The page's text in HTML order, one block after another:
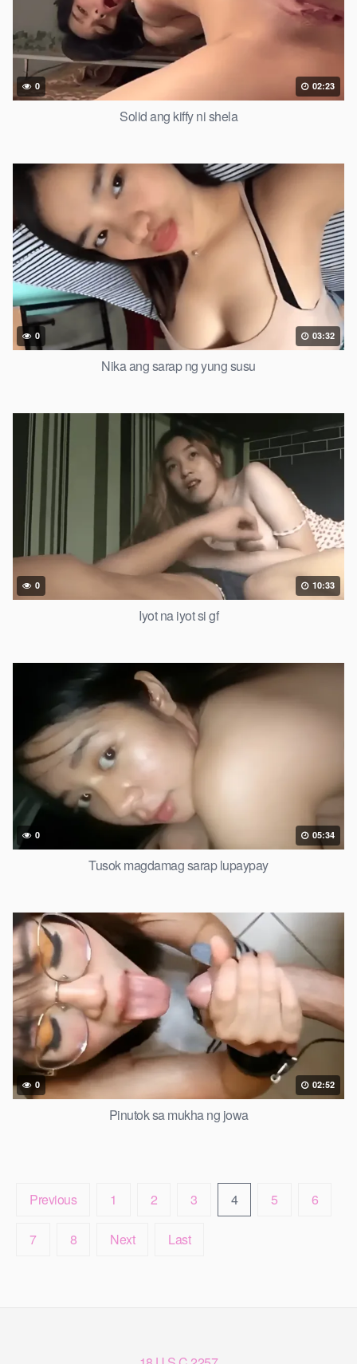
0 02:23
Solid ang kiffy ni shela
0 03:32
Nika ang sarap ng yung susu
0 10:33
Iyot na iyot si gf
0 05:34
Tusok magdamag sarap lupaypay
0 02:52
Pinutok sa mukha ng jowa
Previous 1 2 3 4 5 6
7 8 Next Last